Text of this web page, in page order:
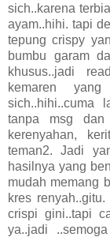
sich..karena
ayam..hihi. tapi
tepung crispy
bumbu garam
khusus..jadi
kemaren
sich..hihi..cuma
tanpa msg
kerenyahan,
teman2. Jadi
hasilnya yang
mudah memang
kres
crispi gini..tapi
ya..jadi